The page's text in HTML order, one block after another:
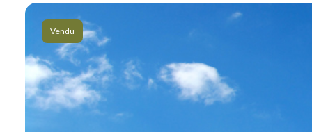
Professionnel
Vendre
Biens
vendus
Vendu